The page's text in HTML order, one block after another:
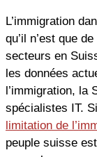
L’immigration
qu’il n’est que
secteurs en
les données
l’immigration, la
spécialistes IT.
limitation de
peuple suisse